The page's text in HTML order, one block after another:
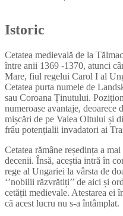
Istoric
Cetatea medievală de la
între anii 1369 -1370, atunci
Mare, fiul regelui Carol I al
Cetatea purta numele de
sau Coroana Ținutului.
numeroase avantaje, deoarece
mișcări de pe Valea Oltului și
frâu potențialii invadatori ai
Cetatea rămâne reședința a
decenii. Însă, aceștia intră în
rege al Ungariei la vârsta de
‘’nobilii răzvrătiți’’ de aici și
cetății medievale. Atestarea ei
că acest lucru nu s-a întâmplat.